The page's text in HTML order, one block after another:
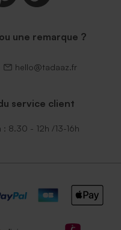
une remarque ?
hello@tadaaz.fr
service client
: 8.30 - 12h /13-16h